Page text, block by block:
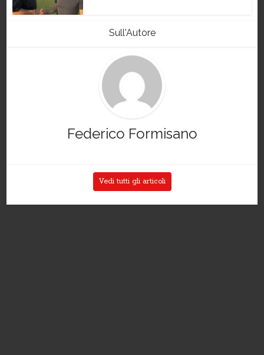
Sull'Autore
Federico Formisano
Vedi tutti gli articoli